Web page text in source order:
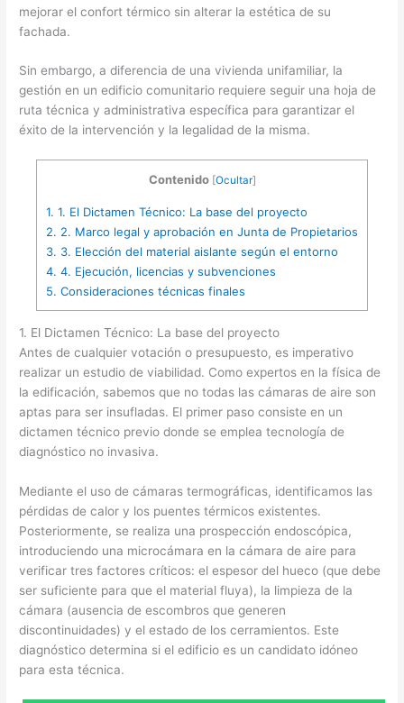
mejorar el confort térmico sin alterar la estética de su
fachada.
Sin embargo, a diferencia de una vivienda unifamiliar, la
gestión en un edificio comunitario requiere seguir una hoja de
ruta técnica y administrativa específica para garantizar el
éxito de la intervención y la legalidad de la misma.
Contenido [Ocultar]
1. 1. El Dictamen Técnico: La base del proyecto
2. 2. Marco legal y aprobación en Junta de Propietarios
3. 3. Elección del material aislante según el entorno
4. 4. Ejecución, licencias y subvenciones
5. Consideraciones técnicas finales
1. El Dictamen Técnico: La base del proyecto
Antes de cualquier votación o presupuesto, es imperativo
realizar un estudio de viabilidad. Como expertos en la física de
la edificación, sabemos que no todas las cámaras de aire son
aptas para ser insufladas. El primer paso consiste en un
dictamen técnico previo donde se emplea tecnología de
diagnóstico no invasiva.
Mediante el uso de cámaras termográficas, identificamos las
pérdidas de calor y los puentes térmicos existentes.
Posteriormente, se realiza una prospección endoscópica,
introduciendo una microcámara en la cámara de aire para
verificar tres factores críticos: el espesor del hueco (que debe
ser suficiente para que el material fluya), la limpieza de la
cámara (ausencia de escombros que generen
discontinuidades) y el estado de los cerramientos. Este
diagnóstico determina si el edificio es un candidato idóneo
para esta técnica.